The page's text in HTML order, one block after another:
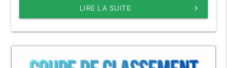
keyboard_arrow_right
LIRE LA SUITE